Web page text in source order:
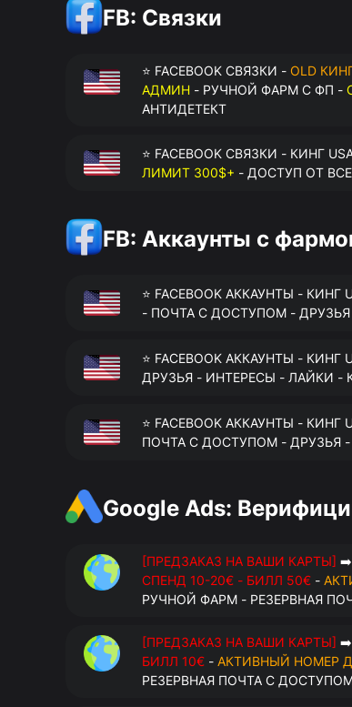
FB: Связки
⭐ FACEBOOK СВЯЗКИ - OLD
АДМИН - РУЧНОЙ ФАРМ С ФП -
АНТИДЕТЕКТ
⭐ FACEBOOK СВЯЗКИ - КИНГ
ЛИМИТ 300$+ - ДОСТУП ОТ
FB: Аккаунты с
⭐ FACEBOOK АККАУНТЫ - КИНГ
- ПОЧТА С ДОСТУПОМ -
⭐ FACEBOOK АККАУНТЫ - КИНГ
ДРУЗЬЯ - ИНТЕРЕСЫ - ЛАЙКИ -
⭐ FACEBOOK АККАУНТЫ - КИНГ
ПОЧТА С ДОСТУПОМ - ДРУЗЬЯ
Google Ads:
[ПРЕДЗАКАЗ НА ВАШИ КАРТЫ] ➡️
СПЕНД 10-20€ - БИЛЛ 50€ -
РУЧНОЙ ФАРМ - РЕЗЕРВНАЯ
[ПРЕДЗАКАЗ НА ВАШИ КАРТЫ] ➡️
БИЛЛ 10€ - АКТИВНЫЙ НОМЕР
РЕЗЕРВНАЯ ПОЧТА С